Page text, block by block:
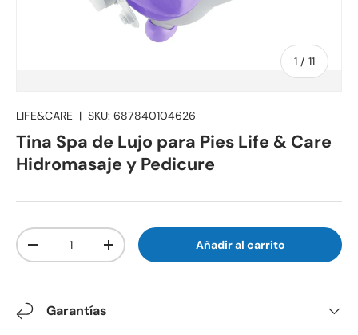
1 / de
11
LIFE&CARE | SKU: 687840104626
Tina Spa de Lujo para Pies Life & Care
Hidromasaje y Pedicure
Cant.
-
+ Añadir al carrito
Garantías